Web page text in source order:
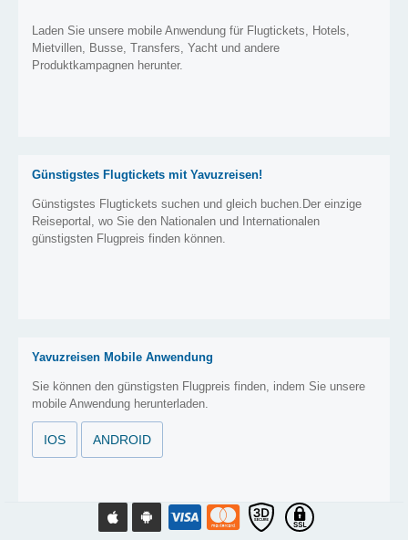
Laden Sie unsere mobile Anwendung für Flugtickets, Hotels,
Mietvillen, Busse, Transfers, Yacht und andere
Produktkampagnen herunter.
Günstigstes Flugtickets mit Yavuzreisen!
Günstigstes Flugtickets suchen und gleich buchen.Der einzige
Reiseportal, wo Sie den Nationalen und Internationalen
günstigsten Flugpreis finden können.
Yavuzreisen Mobile Anwendung
Sie können den günstigsten Flugpreis finden, indem Sie unsere
mobile Anwendung herunterladen.
IOS ANDROID